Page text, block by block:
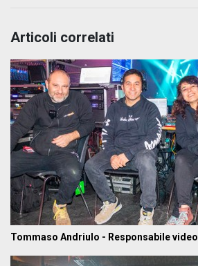
Articoli correlati
Tommaso Andriulo - Responsabile video